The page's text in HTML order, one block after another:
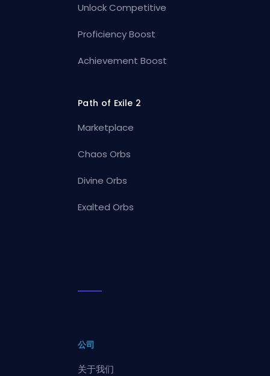
Unlock Competitive
Proficiency Boost
Achievement Boost
Path of Exile 2
Marketplace
Chaos Orbs
Divine Orbs
Exalted Orbs
公司
关于我们